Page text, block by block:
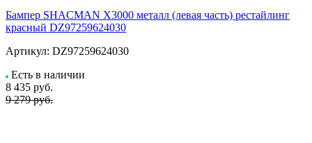
Бампер SHACMAN X3000 металл (левая часть) рестайлинг
красный DZ97259624030
Артикул: DZ97259624030
Есть в наличии
8 435 руб.
9 279 руб.